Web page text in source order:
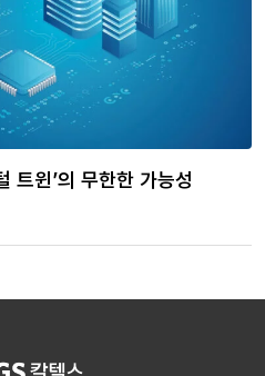
트윈’의 무한한 가능성